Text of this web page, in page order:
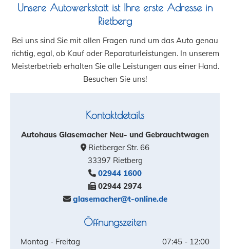
Unsere Autowerkstatt ist Ihre erste Adresse in
Rietberg
Bei uns sind Sie mit allen Fragen rund um das Auto genau
richtig, egal, ob Kauf oder Reparaturleistungen. In unserem
Meisterbetrieb erhalten Sie alle Leistungen aus einer Hand.
Besuchen Sie uns!
Kontaktdetails
Autohaus Glasemacher Neu- und Gebrauchtwagen
Rietberger Str. 66
33397 Rietberg
 02944 1600
 02944 2974
 glasemacher@t-online.de
Öffnungszeiten
Montag - Freitag
07:45 - 12:00